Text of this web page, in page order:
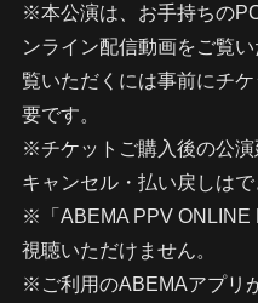
※本公演は、お手持ちの
ンライン配信動画をご覧
覧いただくには事前にチ
要です。
※チケットご購入後の公演
キャンセル・払い戻しは
※「ABEMA PPV ONLINE
視聴いただけません。
※ご利用のABEMAアプリ